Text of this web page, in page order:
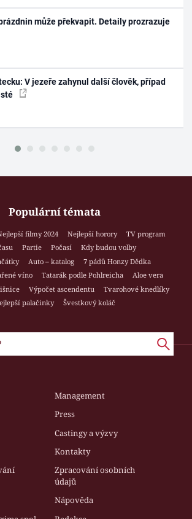
může překvapit. Detaily prozrazuje
V jezeře zahynul další člověk, případ
Populární témata
filmy 2024 Nejlepší horory
TV program
Partie Počasí
Kdy budou volby
Auto – katalog
7 pádů Honzy Dědka
víno Tatarák podle Pohlreicha
Aloe vera
Výpočet ascendentu
Tvarohové knedlíky
palačinky
Švestkový koláč
Management
Press
Castingy a výzvy
Kontakty
Zpracování osobních
údajů
Nápověda